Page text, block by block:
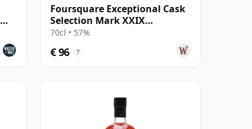
Foursquare Exceptional Cask
Selection Mark XXIX
Mandamus Sing 16 jaar oud
70cl • 57%
€ 96 ?